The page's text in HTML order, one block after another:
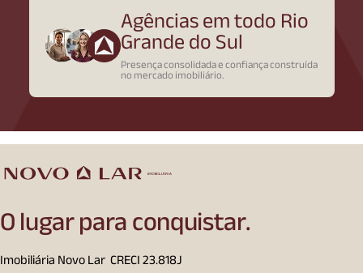
Agências em todo Rio
Grande do Sul
Presença consolidada e confiança construída
no mercado imobiliário.
O lugar para conquistar.
Imobiliária Novo Lar CRECI 23.818J